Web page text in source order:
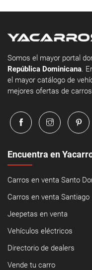
Somos el mayor portal
República Dominicana .
el mayor catálogo de
mejores ofertas de
Encuentra en
Carros en venta Santo
Carros en venta Santiago
Jeepetas en venta
Vehículos eléctricos
Directorio de dealers
Vende tu carro